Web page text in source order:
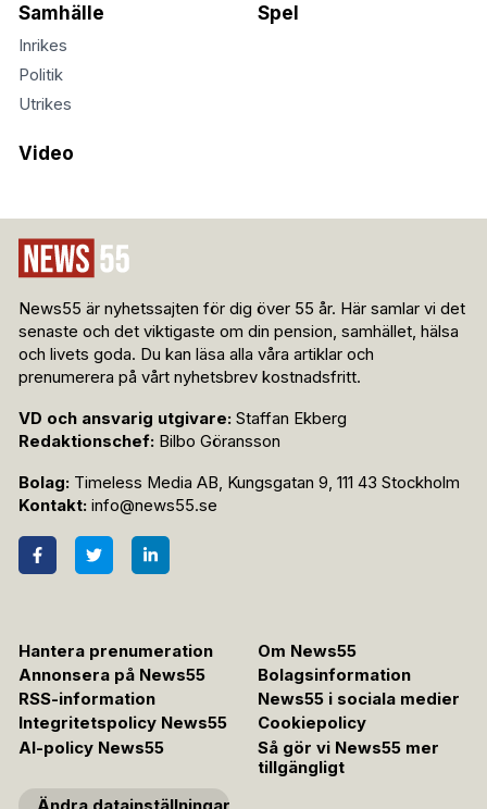
Samhälle
Inrikes
Politik
Utrikes
Spel
Video
News55 är nyhetssajten för dig över 55 år. Här samlar vi det
senaste och det viktigaste om din pension, samhället, hälsa
och livets goda. Du kan läsa alla våra artiklar och
prenumerera på vårt nyhetsbrev kostnadsfritt.
VD och ansvarig utgivare: Staffan Ekberg
Redaktionschef: Bilbo Göransson
Bolag: Timeless Media AB, Kungsgatan 9, 111 43 Stockholm
Kontakt: info@news55.se
Hantera prenumeration
Om News55
Annonsera på News55
Bolagsinformation
RSS-information
News55 i sociala medier
Integritetspolicy News55
Cookiepolicy
AI-policy News55
Så gör vi News55 mer
tillgängligt